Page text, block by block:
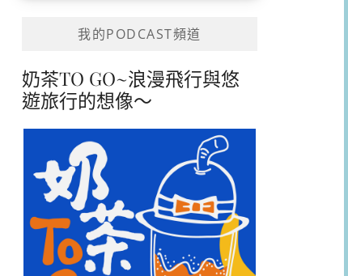
我的PODCAST頻道
奶茶TO GO~浪漫飛行與悠
遊旅行的想像～